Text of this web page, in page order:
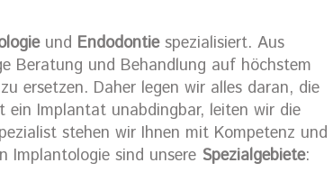
und Endodontiespezialisiert. Aus
Beratung und Behandlung auf höchstem
ersetzen. Daher legen wir alles daran, die
ein Implantat unabdingbar, leiten wir die
stehen wir Ihnen mit Kompetenz und
Implantologie sind unsere Spezialgebiete: